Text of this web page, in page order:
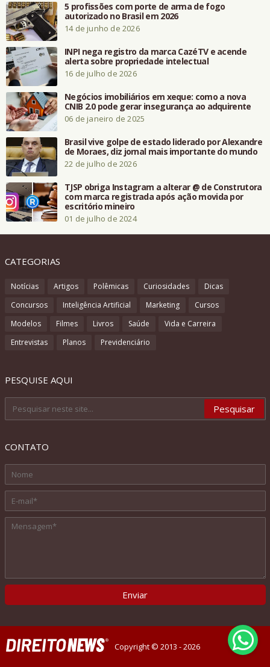
5 profissões com porte de arma de fogo
autorizado no Brasil em 2026
14 de junho de 2026
INPI nega registro da marca CazéTV e acende
alerta sobre propriedade intelectual
16 de julho de 2026
Negócios imobiliários em xeque: como a nova
CNIB 2.0 pode gerar insegurança ao adquirente
06 de janeiro de 2025
Brasil vive golpe de estado liderado por Alexandre
de Moraes, diz jornal mais importante do mundo
22 de julho de 2026
TJSP obriga Instagram a alterar @ de Construtora
com marca registrada após ação movida por
escritório mineiro
01 de julho de 2024
CATEGORIAS
Notícias Artigos Polêmicas Curiosidades
Dicas
Concursos
Inteligência Artificial Marketing
Cursos
Modelos
Filmes Livros Saúde
Vida e Carreira
Entrevistas
Planos Previdenciário
PESQUISE AQUI
CONTATO
Copyright © 2013 - 2026